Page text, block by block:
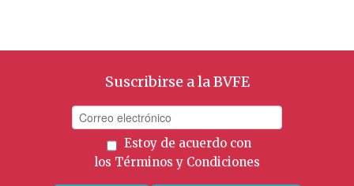
Suscribirse a la BVFE
Estoy de acuerdo con
los Términos y Condiciones